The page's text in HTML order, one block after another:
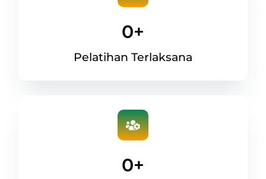
0+
Pelatihan Terlaksana
0+